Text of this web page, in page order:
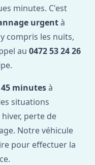
minutes. C'est
urgentà
compris les nuits,
au 0472 53 24 26
minutesà
situations
perte de
Notre véhicule
pour effectuer la